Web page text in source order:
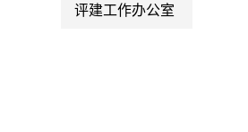
评建工作办公室